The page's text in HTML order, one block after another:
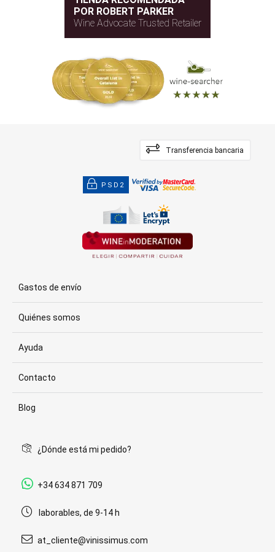
POR ROBERT PARKER
Wine Advocate Trusted Retailer
Transferencia bancaria
PSD2
Gastos de envío
Quiénes somos
Ayuda
Contacto
Blog
¿Dónde está mi pedido?
+34 634 871 709
laborables, de 9-14 h
at_cliente@vinissimus.com